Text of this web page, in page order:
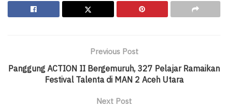
Previous Post
Panggung ACTION II Bergemuruh, 327 Pelajar Ramaikan
Festival Talenta di MAN 2 Aceh Utara
Next Post